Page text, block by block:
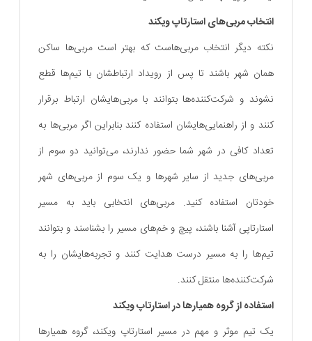
انتخاب مربی‌های استارتاپ ویکند
نکته دیگر انتخاب مربی‌هاست که بهتر است مربی‌ها ساکن
همان شهر باشند تا پس از رویداد ارتباطشان با تیم‌ها قطع
نشوند و شرکت‌کننده‌ها بتوانند با مربی‌هایشان ارتباط برقرار
کنند و از راهنمایی‌هایشان استفاده کنند بنابراین اگر مربی‌ها به
تعداد کافی در شهر شما حضور ندارند، می‌توانید دو سوم از
مربی‌های جدید از سایر شهرها و یک سوم از مربی‌های شهر
خودتان استفاده کنید. مربی‌های انتخابی باید به مسیر
استارتاپی آشنا باشند، پیچ و خم‌های مسیر را بشناسند و بتوانند
تیم‌ها را به مسیر درست هدایت کنند و تجربه‌هایشان را به
شرکت‌کننده‌ها منتقل کنند.
استفاده از گروه همیارها در استارتاپ ویکند
یک تیم موثر و مهم در مسیر استارتاپ ویکند، گروه همیارها